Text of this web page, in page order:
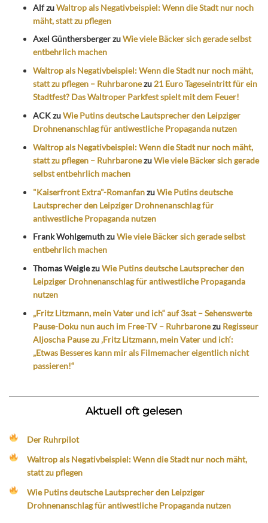
AlfzuWaltrop als Negativbeispiel: Wenn die Stadt nur noch
mäht, statt zu pflegen
Axel GünthersbergerzuWie viele Bäcker sich gerade selbst
entbehrlich machen
Waltrop als Negativbeispiel: Wenn die Stadt nur noch mäht,
statt zu pflegen – Ruhrbaronezu 21 Euro Tageseintritt für ein
Stadtfest? Das Waltroper Parkfest spielt mit dem Feuer!
ACKzuWie Putins deutsche Lautsprecher den Leipziger
Drohnenanschlag für antiwestliche Propaganda nutzen
Waltrop als Negativbeispiel: Wenn die Stadt nur noch mäht,
statt zu pflegen – RuhrbaronezuWie viele Bäcker sich gerade
selbst entbehrlich machen
"Kaiserfront Extra"-RomanfanzuWie Putins deutsche
Lautsprecher den Leipziger Drohnenanschlag für
antiwestliche Propaganda nutzen
Frank WohlgemuthzuWie viele Bäcker sich gerade selbst
entbehrlich machen
Thomas WeiglezuWie Putins deutsche Lautsprecher den
Leipziger Drohnenanschlag für antiwestliche Propaganda
nutzen
„Fritz Litzmann, mein Vater und ich“ auf 3sat – Sehenswerte
Pause-Doku nun auch im Free-TV – Ruhrbaronezu Regisseur
Aljoscha Pause zu ‚Fritz Litzmann, mein Vater und ich‘:
„Etwas Besseres kann mir als Filmemacher eigentlich nicht
passieren!“
Aktuell oft gelesen
Der Ruhrpilot
Waltrop als Negativbeispiel: Wenn die Stadt nur noch mäht,
statt zu pflegen
Wie Putins deutsche Lautsprecher den Leipziger
Drohnenanschlag für antiwestliche Propaganda nutzen